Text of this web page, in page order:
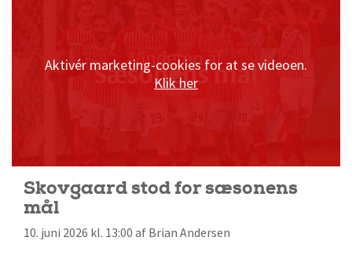
Aktivér marketing-cookies for at se videoen.
Klik her
Skovgaard stod for sæsonens
mål
10. juni 2026 kl. 13:00 af Brian Andersen